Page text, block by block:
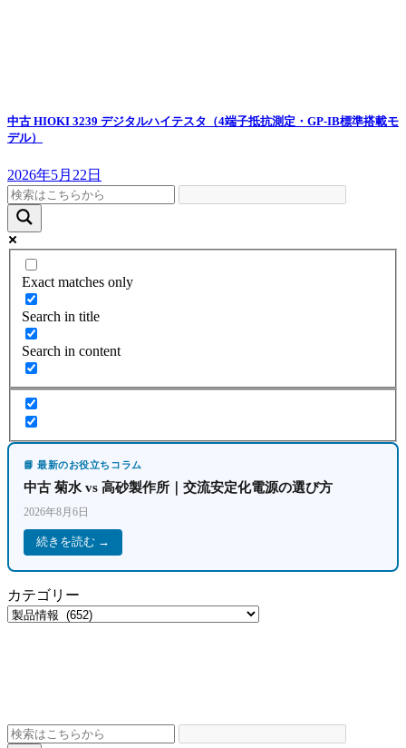
中古 HIOKI 3239 デジタルハイテスタ（4端子抵抗測定・GP-IB標準搭載モ
デル）
2026年5月22日
Exact matches only
Search in title
Search in content
📘 最新のお役立ちコラム
中古 菊水 vs 高砂製作所｜交流安定化電源の選び方
2026年8月6日
続きを読む →
カテゴリー